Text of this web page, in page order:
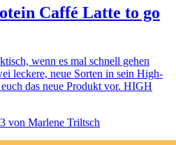
Caffé Latte to go
wenn es mal schnell gehen
leckere, neue Sorten in sein High-
das neue Produkt vor. HIGH
von Marlene Triltsch